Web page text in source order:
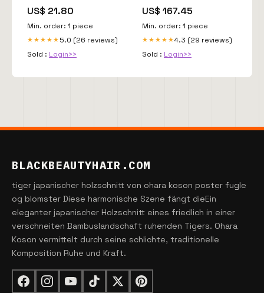
US$ 21.80
Min. order: 1 piece
★★★★★ 5.0 (26 reviews)
Sold : Login>>
US$ 167.45
Min. order: 1 piece
★★★★★4.3 (29 reviews)
Sold : Login>>
BLACKBEAUTYHAIR.COM
tiger japanischer holzschnitt von ohara koson poster fugle
og blomster Diese harmonische Szene fängt dieEin
eleganter japanischer Holzschnitt eines friedlich in einer
verschneiten Bambuslandschaft ruhenden Tigers. Ohara
Koson vermittelt durch seine schlichte, traditionelle
Komposition Ruhe und Kraft.